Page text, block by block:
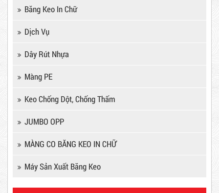
1
08/11/21
Băng Keo In Chữ
Dịch Vụ
Dây Rút Nhựa
Màng PE
Keo Chống Dột, Chống Thấm
JUMBO OPP
MÀNG CO BĂNG KEO IN CHỮ
Máy Sản Xuất Băng Keo